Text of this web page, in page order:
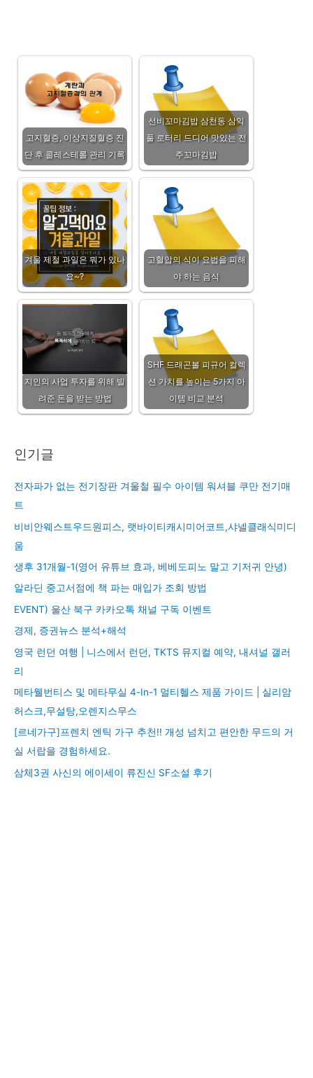
고지혈증, 이상지질혈증 진
단 후 콜레스테롤 관리 기록
선비꼬마김밥 삼천동 삼익
풀 로터리 드디어 맛있는 전
주꼬마김밥
겨울 제철 과일은 뭐가 있나
요~?
고혈압의 식이 요법을 피해
야 하는 음식
지인의 사업 투자를 위해 빌
려준 돈을 받는 방법
SHF 드래곤볼 피규어 컬렉
션 가치를 높이는 5가지 아
이템 비교 분석
인기글
전자파가 없는 전기장판 겨울철 필수 아이템 워셔블 쿠만 전기매
트
비비안웨스트우드원피스, 랫바이티캐시미어코트,샤넬클래식미디
움
생후 31개월-1(영어 유튜브 효과, 베베도피노 말고 기저귀 안녕)
알라딘 중고서점에 책 파는 매입가 조회 방법
EVENT) 울산 북구 카카오톡 채널 구독 이벤트
경제, 증권뉴스 분석+해석
영국 런던 여행 | 니스에서 런던, TKTS 뮤지컬 예약, 내셔널 갤러
리
메타웰번티스 및 메타무실 4-In-1 멀티헬스 제품 가이드 | 실리암
허스크,무설탕,오렌지스무스
[르네가구]프렌치 엔틱 가구 추천!! 개성 넘치고 편안한 무드의 거
실 서랍을 경험하세요.
삼체3권 사신의 에이세이 류진신 SF소설 후기